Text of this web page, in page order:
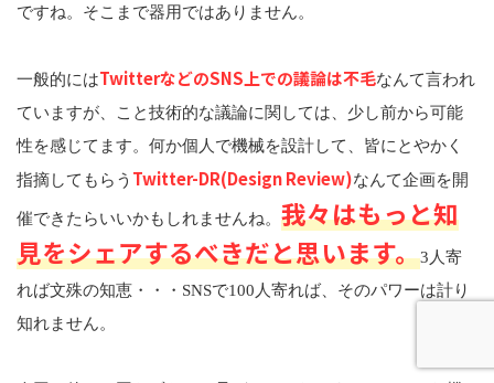
ですね。そこまで器用ではありません。
一般的にはTwitterなどのSNS上での議論は不毛なんて言われ
ていますが、こと技術的な議論に関しては、少し前から可能
性を感じてます。何か個人で機械を設計して、皆にとやかく
指摘してもらう Twitter-DR(Design Review)なんて企画を開
催できたらいいかもしれませんね。 我々はもっと知
見をシェアするべきだと思います。3人寄
れば文殊の知恵・・・SNSで100人寄れば、そのパワーは計り
知れません。